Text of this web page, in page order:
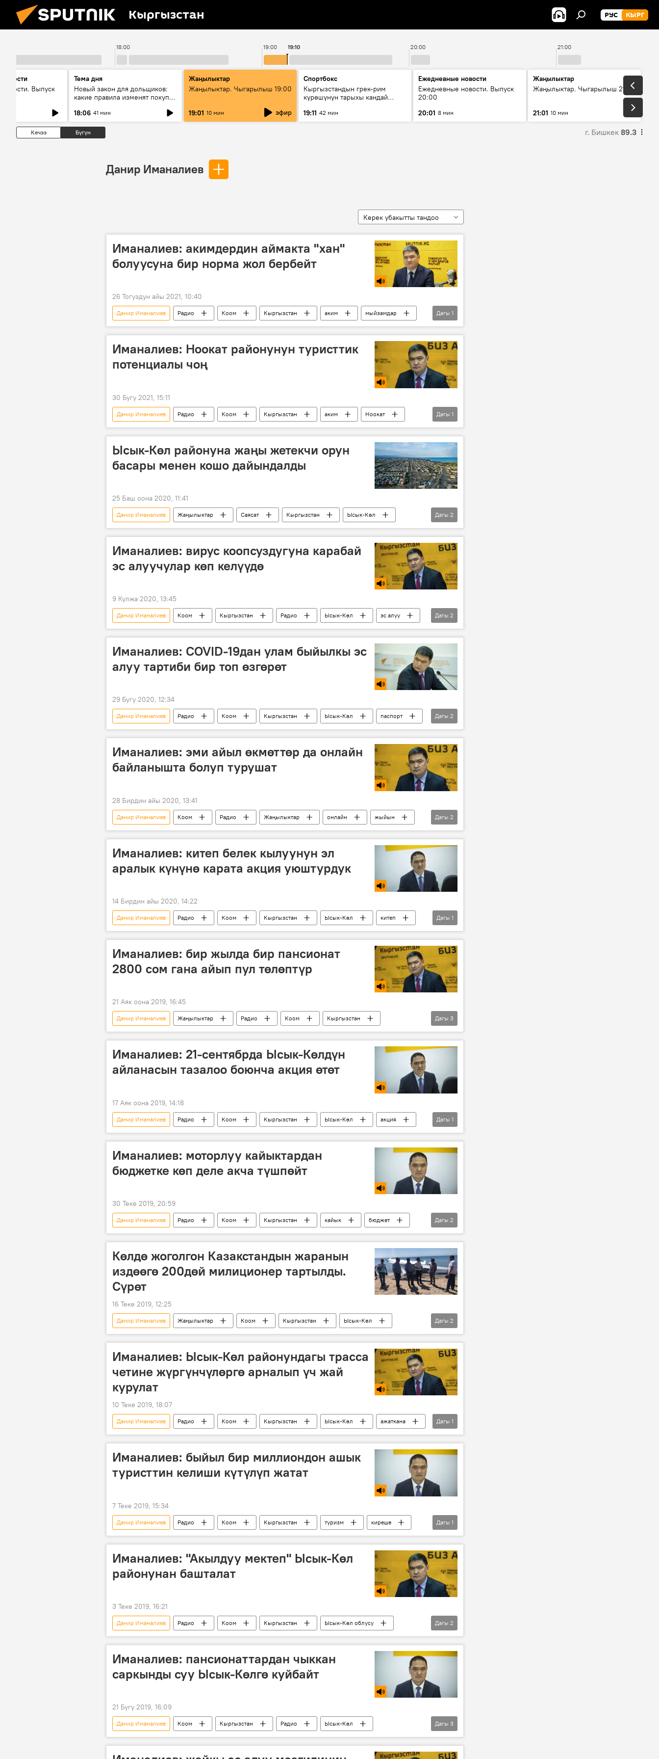
Кыргызстан РУС КЫРГ
18:00 19:00 20:00 21:00
19:10
Выпуск
Тема дня
Новый закон для дольщиков:
какие правила изменят покупку
18:06 41 мин
Жаңылыктар
Жаңылыктар. Чыгарылыш 19:00
19:01 10 мин эфир
Спортбокс
Кыргызстандын грек-рим
күрөшүнүн тарыхы кандай
19:11 42 мин
Ежедневные новости
Ежедневные новости. Выпуск
20:00
20:01 8 мин
Жаңылыктар
Жаңылыктар. Чыгарылыш 21:00
21:01 10 мин
Кечээ Бүгүн г. Бишкек 89.3
Данир Иманалиев
Керек убакытты тандоо
Иманалиев: акимдердин аймакта "хан"
болуусуна бир норма жол бербейт
26 Тогуздун айы 2021, 10:40
Данир Иманалиев Радио Коом Кыргызстан аким
мыйзамдар
аймактар
Дагы 1
Иманалиев: Ноокат районунун туристтик
потенциалы чоң
30 Бугу 2021, 15:11
Данир Иманалиев Радио Коом Кыргызстан аким
Ноокат
ротация
Дагы 1
Ысык-Көл районуна жаңы жетекчи орун
басары менен кошо дайындалды
25 Баш оона 2020, 11:41
Данир Иманалиев Жаңылыктар Саясат Кыргызстан
Ысык-Көл
аким
кызмат
Дагы 2
Иманалиев: вирус коопсуздугуна карабай
эс алуучулар көп келүүдө
9 Кулжа 2020, 13:45
Данир Иманалиев Коом Кыргызстан Радио Ысык-Көл
эс алуу
коронавирус
Коронавируска байланыштуу Кыргызстандагы кырдаал
Дагы 2
Иманалиев: COVID-19дан улам быйылкы эс
алуу тартиби бир топ өзгөрөт
29 Бугу 2020, 12:34
Данир Иманалиев Радио Коом Кыргызстан Ысык-Көл
паспорт
эс алуу
пансионат
Дагы 2
Иманалиев: эми айыл өкмөттөр да онлайн
байланышта болуп турушат
28 Бирдин айы 2020, 13:41
Данир Иманалиев Коом Радио Жаңылыктар онлайн
жыйын
айыл
өкмөт
Дагы 2
Иманалиев: китеп белек кылуунун эл
аралык күнүнө карата акция уюштурдук
14 Бирдин айы 2020, 14:22
Данир Иманалиев Радио Коом Кыргызстан Ысык-Көл
китеп
демилге
Дагы 1
Иманалиев: бир жылда бир пансионат
2800 сом гана айып пул төлөптүр
21 Аяк оона 2019, 16:45
Данир Иманалиев Жаңылыктар Радио Коом
Кыргызстан
Ысык-Көл
экология айып пул
Дагы 3
Иманалиев: 21-сентябрда Ысык-Көлдүн
айланасын тазалоо боюнча акция өтөт
17 Аяк оона 2019, 14:18
Данир Иманалиев Радио Коом Кыргызстан Ысык-Көл
акция
МП "Тазалык"
Дагы 1
Иманалиев: моторлуу кайыктардан
бюджетке көп деле акча түшпөйт
30 Теке 2019, 20:59
Данир Иманалиев Радио Коом Кыргызстан кайык
бюджет
акча
мыйзам
Дагы 2
Көлдө жоголгон Казакстандын жаранын
издөөгө 200дөй милиционер тартылды.
Сүрөт
16 Теке 2019, 12:25
Данир Иманалиев Жаңылыктар Коом Кыргызстан
Ысык-Көл
Казакстан
издөө
Дагы 2
Иманалиев: Ысык-Көл районундагы трасса
четине жүргүнчүлөргө арналып үч жай
курулат
10 Теке 2019, 18:07
Данир Иманалиев Радио Коом Кыргызстан Ысык-Көл
ажаткана
эс алуу
Дагы 1
Иманалиев: быйыл бир миллиондон ашык
туристтин келиши күтүлүп жатат
7 Теке 2019, 15:34
Данир Иманалиев Радио Коом Кыргызстан туризм
киреше
Ысык-Көл
Дагы 1
Иманалиев: "Акылдуу мектеп" Ысык-Көл
районунан башталат
3 Теке 2019, 16:21
Данир Иманалиев Радио Коом Кыргызстан
Ысык-Көл облусу
акылдуу мектеп
долбоорлор
Дагы 2
Иманалиев: пансионаттардан чыккан
саркынды суу Ысык-Көлгө куйбайт
21 Бугу 2019, 16:09
Данир Иманалиев Коом Кыргызстан Радио
Ысык-Көл
саркынды суу
экология МП "Тазалык"
Дагы 3